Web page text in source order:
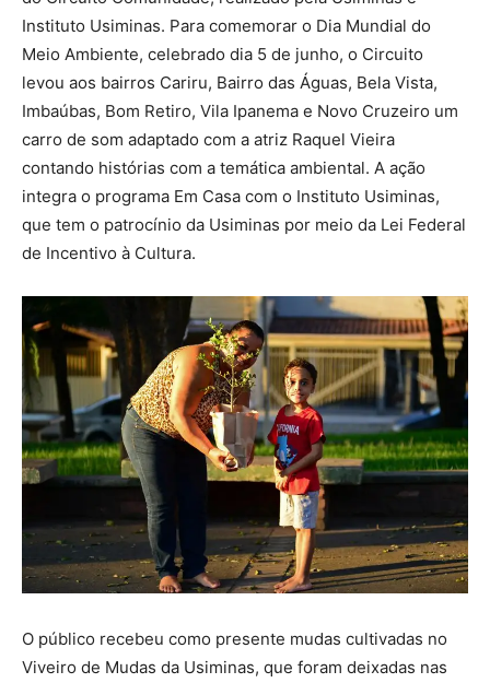
Instituto Usiminas. Para comemorar o Dia Mundial do
Meio Ambiente, celebrado dia 5 de junho, o Circuito
levou aos bairros Cariru, Bairro das Águas, Bela Vista,
Imbaúbas, Bom Retiro, Vila Ipanema e Novo Cruzeiro um
carro de som adaptado com a atriz Raquel Vieira
contando histórias com a temática ambiental. A ação
integra o programa Em Casa com o Instituto Usiminas,
que tem o patrocínio da Usiminas por meio da Lei Federal
de Incentivo à Cultura.
O público recebeu como presente mudas cultivadas no
Viveiro de Mudas da Usiminas, que foram deixadas nas